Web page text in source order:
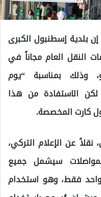
إن بلدية إسطنبول الكبرى
النقل العام مجاناً في
يوم 15 يوليو، وذلك بمناسبة “يوم
لكن الاستفادة من هذا
كارت المخصصة.
عن الإعلام التركي،
سيشمل جميع
فقط، وهو استخدام